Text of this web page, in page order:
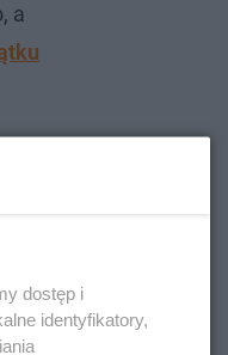
a
dostęp i
identyfikatory,